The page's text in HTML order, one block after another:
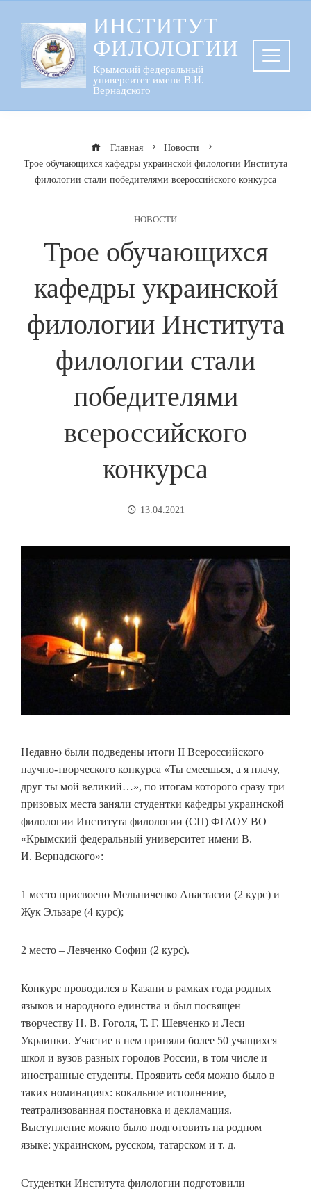
содержанию
ИНСТИТУТ
ФИЛОЛОГИИ
Крымский федеральный
университет имени В.И.
Вернадского
Главная
Новости
Трое обучающихся кафедры украинской филологии Института
филологии стали победителями всероссийского конкурса
НОВОСТИ
Трое обучающихся
кафедры украинской
филологии Института
филологии стали
победителями
всероссийского
конкурса
13.04.2021
Недавно были подведены итоги II Всероссийского
научно-творческого конкурса «Ты смеешься, а я плачу,
друг ты мой великий…», по итогам которого сразу три
призовых места заняли студентки кафедры украинской
филологии Института филологии (СП) ФГАОУ ВО
«Крымский федеральный университет имени В.
И. Вернадского»:
1 место присвоено Мельниченко Анастасии (2 курс) и
Жук Эльзаре (4 курс);
2 место – Левченко Софии (2 курс).
Конкурс проводился в Казани в рамках года родных
языков и народного единства и был посвящен
творчеству Н. В. Гоголя, Т. Г. Шевченко и Леси
Украинки. Участие в нем приняли более 50 учащихся
школ и вузов разных городов России, в том числе и
иностранные студенты. Проявить себя можно было в
таких номинациях: вокальное исполнение,
театрализованная постановка и декламация.
Выступление можно было подготовить на родном
языке: украинском, русском, татарском и т. д.
Студентки Института филологии подготовили